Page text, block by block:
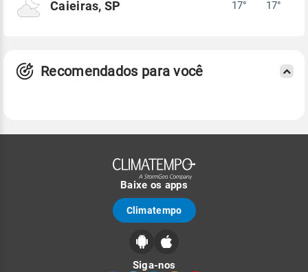
Caieiras, SP 17° 17°
Recomendados para você
Baixe os apps
Climatempo
Siga-nos